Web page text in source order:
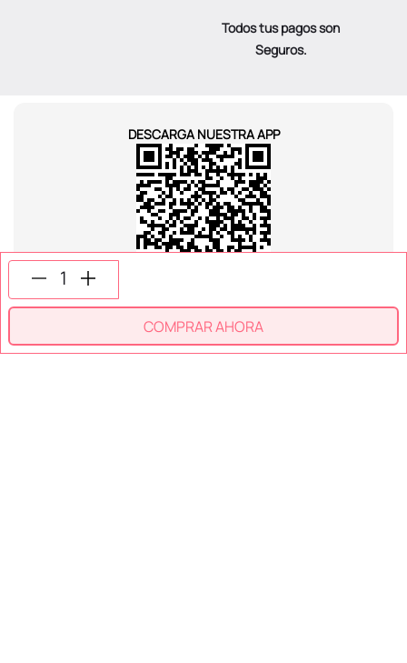
COMPRAR AHORA
Todos tus pagos son
Seguros.
DESCARGA NUESTRA APP